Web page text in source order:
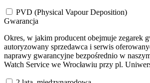
PVD (Physical Vapour Deposition)
Gwarancja
Okres, w jakim producent obejmuje zegarek
autoryzowany sprzedawca i serwis
naprawy gwarancyjne bezpośrednio w
Watch Service we Wrocławiu przy pl.